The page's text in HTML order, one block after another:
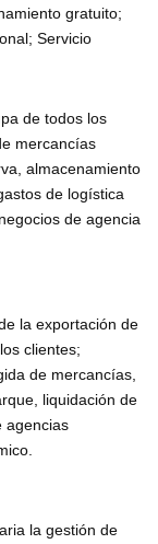
gratuito;
Servicio
de todos los
mercancías
almacenamiento
de logística
de agencia
la exportación de
clientes;
de mercancías,
liquidación de
agencias
la gestión de